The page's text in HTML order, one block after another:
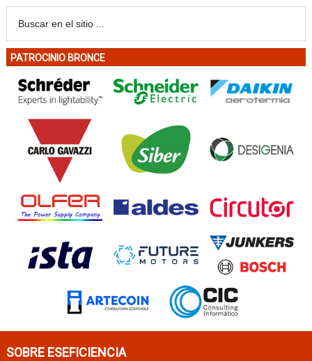
PATROCINIO BRONCE
SOBRE ESEFICIENCIA